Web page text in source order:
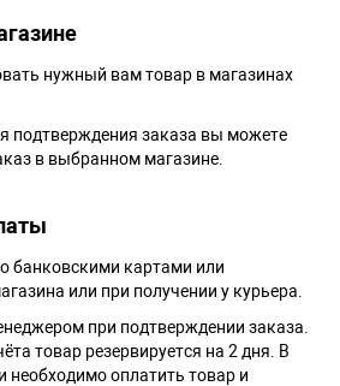
нужный вам товар в магазинах
подтверждения заказа вы можете
в выбранном магазине.
банковскими картами или
или при получении у курьера.
при подтверждении заказа.
товар резервируется на 2 дня. В
необходимо оплатить товар и